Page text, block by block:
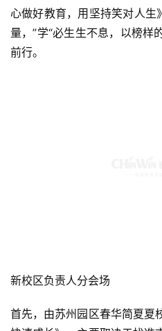
心做好教育，用坚持笑对人生
量，”学“必生生不息，以榜样
前行。
新校区负责人分会场
首先，由苏州园区春华简夏夏